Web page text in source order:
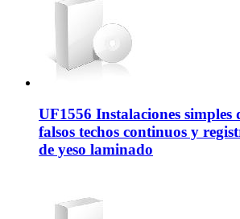
UF1556 Instalaciones simples
falsos techos continuos y
de yeso laminado